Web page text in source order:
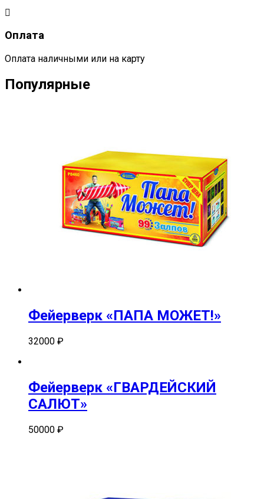
Оплата
Оплата наличными или на карту
Популярные
Фейерверк «ПАПА МОЖЕТ!»
32000 ₽
Фейерверк «ГВАРДЕЙСКИЙ
САЛЮТ»
50000 ₽